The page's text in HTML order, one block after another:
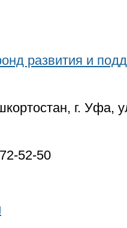
развития и
г. Уфа,
52-50